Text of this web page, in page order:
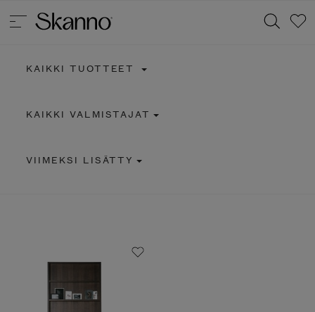
KAIKKI TUOTTEET
KAIKKI VALMISTAJAT
VIIMEKSI LISÄTTY